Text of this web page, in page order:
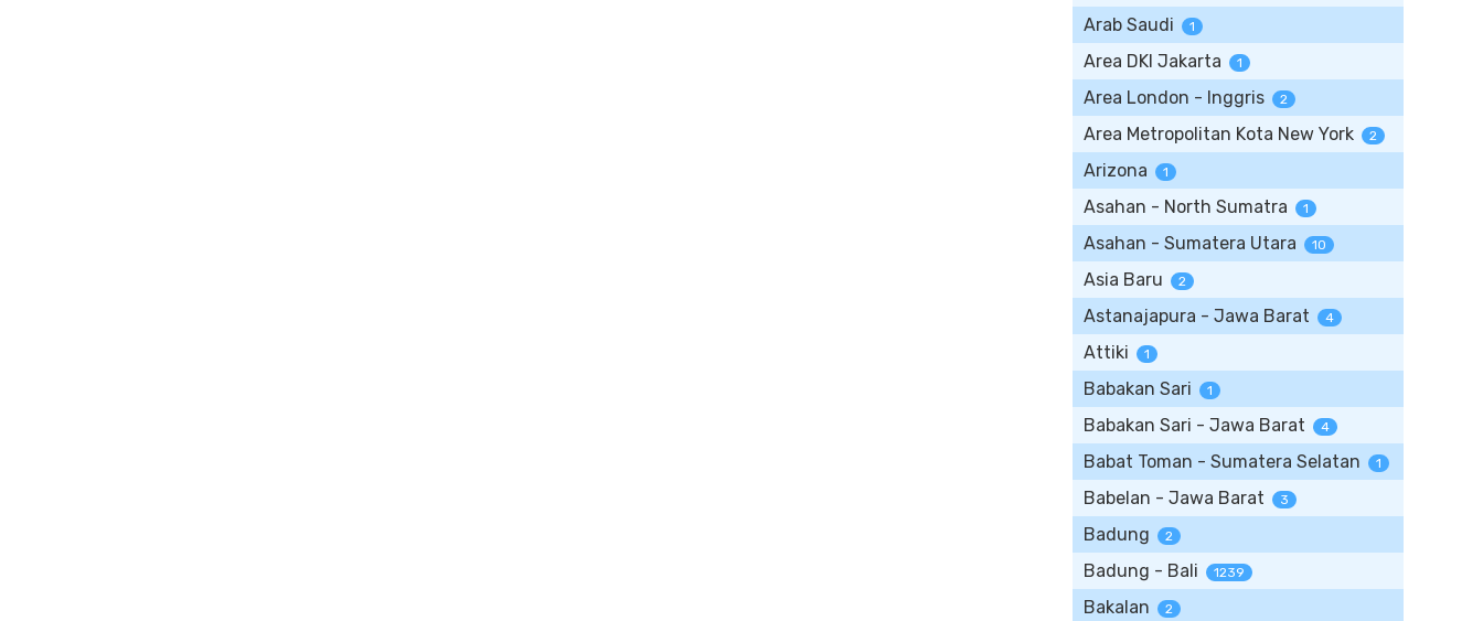
Arab Saudi 1
Area DKI Jakarta 1
Area London - Inggris 2
Area Metropolitan Kota New York 2
Arizona 1
Asahan - North Sumatra 1
Asahan - Sumatera Utara 10
Asia Baru 2
Astanajapura - Jawa Barat 4
Attiki 1
Babakan Sari 1
Babakan Sari - Jawa Barat 4
Babat Toman - Sumatera Selatan 1
Babelan - Jawa Barat 3
Badung 2
Badung - Bali 1239
Bakalan 2